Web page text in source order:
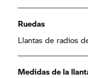
Ruedas
Llantas de radios
Medidas de la